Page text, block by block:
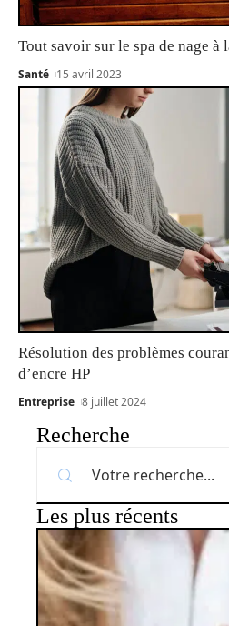
Tout savoir sur le spa de nage à
Santé 15 avril 2023
Résolution des problèmes
d’encre HP
Entreprise 8 juillet 2024
Recherche
Les plus récents